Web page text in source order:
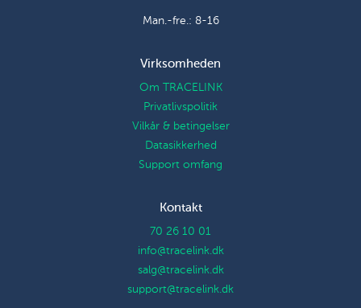
Man.-fre.: 8-16
Virksomheden
Om TRACELINK
Privatlivspolitik
Vilkår & betingelser
Datasikkerhed
Support omfang
Kontakt
70 26 10 01
info@tracelink.dk
salg@tracelink.dk
support@tracelink.dk